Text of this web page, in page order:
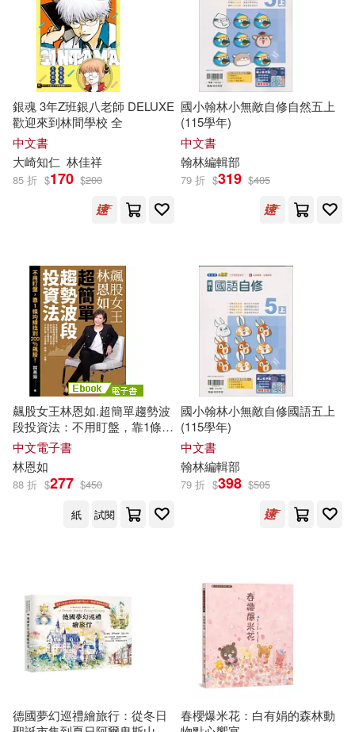
全國會計從業資格考試研究中心(1
喬納森．史特勞(11)
國開童媒(11) 墨刻編輯部(11)
夏綠(11) 夏鈴音(11)
安妮．法蘭克(11)
宋安東尼(11) 張人瑋(11)
張克展(11)
張國棟（主編）(11)
張祥龍(11) 我是泡泡(11)
方士華（主編）(11)
李國權(11)
林逸鑫(11)
森林大帝編劇組編譯(11)
江西人民出版社(68) 野人(68)
前衛(67) 吉林人民出版社(67)
首都師範大學出版社(67)
上揚(66)
安徽科學技術出版社(66)
彗智(66) 湖北美術出版社(66)
湖南師範大學出版社(66)
藝術家(66)
中國青年出版社(65)
人民衛生出版社(65)
小樹文化(64)
上海財經大學出版社(63)
吉林美術出版社(63)
銀魂 3年Z班銀八老師 DELUXE
歡迎來到林間學校 全
中文書
大崎知仁 林佳祥
85 折 $170 $200
國小翰林小無敵自修自然五上
(115學年)
中文書
翰林編輯部
79 折 $319 $405
飆股女王林恩如.超簡單趨勢波
段投資法：不用盯盤，靠1條均
線找到200%飆股! (電子書)
中文電子書
林恩如
88 折 $277 $450
紙
試閱
國小翰林小無敵自修國語五上
(115學年)
中文書
翰林編輯部
79 折 $398 $505
德國夢幻巡禮繪旅行：從冬日
春櫻爆米花：白有娟的森林動